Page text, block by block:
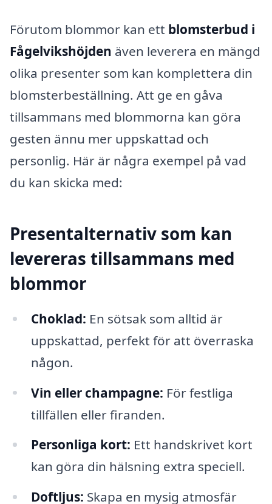
Förutom blommor kan ett blomsterbud i
Fågelvikshöjden även leverera en mängd
olika presenter som kan komplettera din
blomsterbeställning. Att ge en gåva
tillsammans med blommorna kan göra
gesten ännu mer uppskattad och
personlig. Här är några exempel på vad
du kan skicka med:
Presentalternativ som kan
levereras tillsammans med
blommor
Choklad: En sötsak som alltid är
uppskattad, perfekt för att överraska
någon.
Vin eller champagne: För festliga
tillfällen eller firanden.
Personliga kort: Ett handskrivet kort
kan göra din hälsning extra speciell.
Doftljus: Skapa en mysig atmosfär